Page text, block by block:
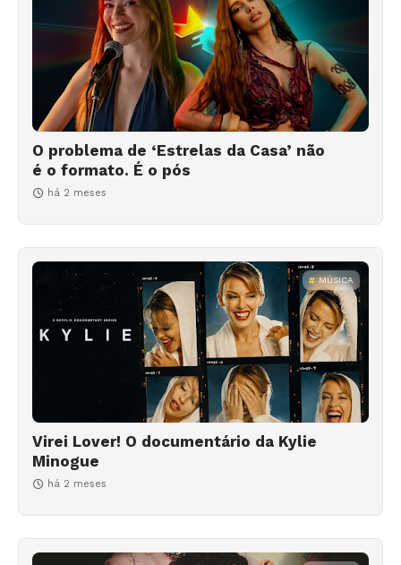
O problema de ‘Estrelas da Casa’ não
é o formato. É o pós
há 2 meses
MÚSICA
Virei Lover! O documentário da Kylie
Minogue
há 2 meses